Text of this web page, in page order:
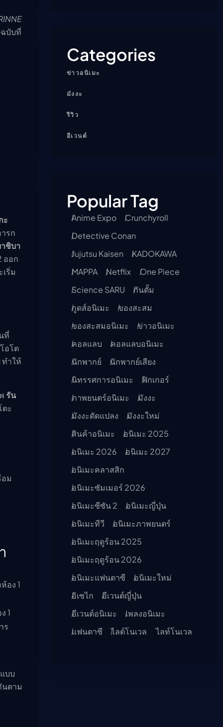
ฉบับที่
ะ
รก
ชิบา
ออก
ริ่ม
ที่
อโต
ทำให้
รัน
ะ
ม
อง 1
1
ร
บบ
นตาม
Categories
ข่าวอนิเมะ
มังงะ
รีวิว
อีเวนต์
Popular Tag
Anime Expo
Crunchyroll
Detective Conan
Jujutsu Kaisen
KADOKAWA
MAPPA
Netflix
One Piece
Science SARU
กันดั้ม
กูดส์อนิเมะ
ของสะสม
ของสะสมอนิเมะ
ข่าวอนิเมะ
คอลแลบ
คอลแลบอนิเมะ
นักพากย์
นักพากย์เสียง
นิทรรศการอนิเมะ
ฟิกเกอร์
ภาพยนตร์อนิเมะ
มังงะ
มังงะดัดแปลง
มังงะใหม่
สินค้าอนิเมะ
อนิเมะ 2025
อนิเมะ 2026
อนิเมะ 2027
อนิเมะคลาสสิก
อนิเมะซัมเมอร์ 2026
อนิเมะซีซัน 2
อนิเมะญี่ปุ่น
อนิเมะทีวี
อนิเมะภาพยนตร์
อนิเมะฤดูร้อน 2025
อนิเมะฤดูร้อน 2026
อนิเมะแฟนตาซี
อนิเมะใหม่
อิเซไก
อีเวนต์ญี่ปุ่น
อีเวนต์อนิเมะ
เพลงอนิเมะ
แฟนตาซี
ไลต์โนเวล ไลท์โนเวล